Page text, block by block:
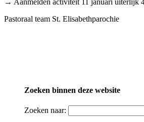
→ Aanmelden activiteit 11 januari uiterlijk
Pastoraal team St. Elisabethparochie
Zoeken binnen deze website
Zoeken naar: